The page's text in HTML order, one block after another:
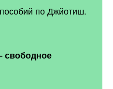
по Джйотиш.
свободное